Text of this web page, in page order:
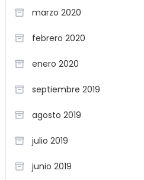
marzo 2020
febrero 2020
enero 2020
septiembre 2019
agosto 2019
julio 2019
junio 2019